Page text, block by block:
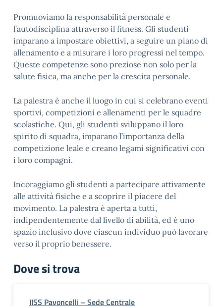
Promuoviamo la responsabilità personale e
l’autodisciplina attraverso il fitness. Gli studenti
imparano a impostare obiettivi, a seguire un piano di
allenamento e a misurare i loro progressi nel tempo.
Queste competenze sono preziose non solo per la
salute fisica, ma anche per la crescita personale.
La palestra è anche il luogo in cui si celebrano eventi
sportivi, competizioni e allenamenti per le squadre
scolastiche. Qui, gli studenti sviluppano il loro
spirito di squadra, imparano l’importanza della
competizione leale e creano legami significativi con
i loro compagni.
Incoraggiamo gli studenti a partecipare attivamente
alle attività fisiche e a scoprire il piacere del
movimento. La palestra è aperta a tutti,
indipendentemente dal livello di abilità, ed è uno
spazio inclusivo dove ciascun individuo può lavorare
verso il proprio benessere.
Dove si trova
IISS Pavoncelli – Sede Centrale